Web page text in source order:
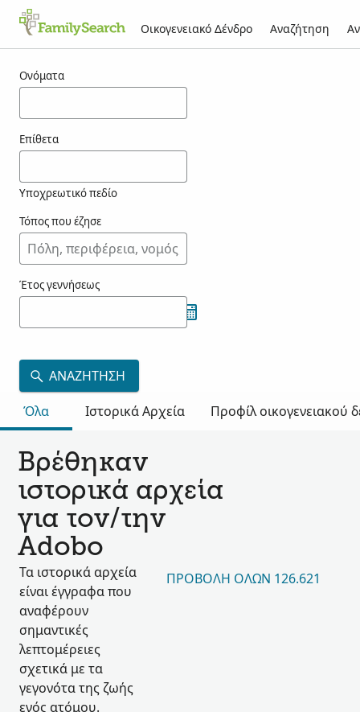
Οικογενειακό Δένδρο Αναζήτηση
Ονόματα
Επίθετα
Υποχρεωτικό πεδίο
Τόπος που έζησε
Έτος γεννήσεως
ΑΝΑΖΉΤΗΣΗ
Όλα
Ιστορικά Αρχεία Προφίλ οικογενειακού
Βρέθηκαν
ιστορικά αρχεία
για τον/την
Adobo
Τα ιστορικά αρχεία
είναι έγγραφα που
αναφέρουν
σημαντικές
λεπτομέρειες
σχετικά με τα
γεγονότα της ζωής
ενός ατόμου.
ΠΡΟΒΟΛΉ ΌΛΩΝ 126.621